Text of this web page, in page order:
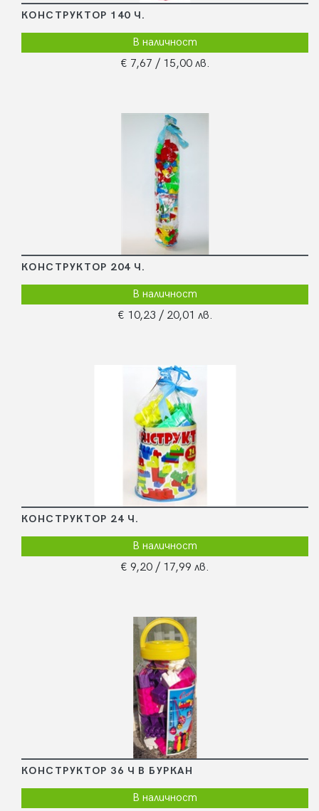
КОНСТРУКТОР 140 Ч.
В наличност
€ 7,67 / 15,00 лв.
КОНСТРУКТОР 204 Ч.
В наличност
€ 10,23 / 20,01 лв.
КОНСТРУКТОР 24 Ч.
В наличност
€ 9,20 / 17,99 лв.
КОНСТРУКТОР 36 Ч В БУРКАН
В наличност